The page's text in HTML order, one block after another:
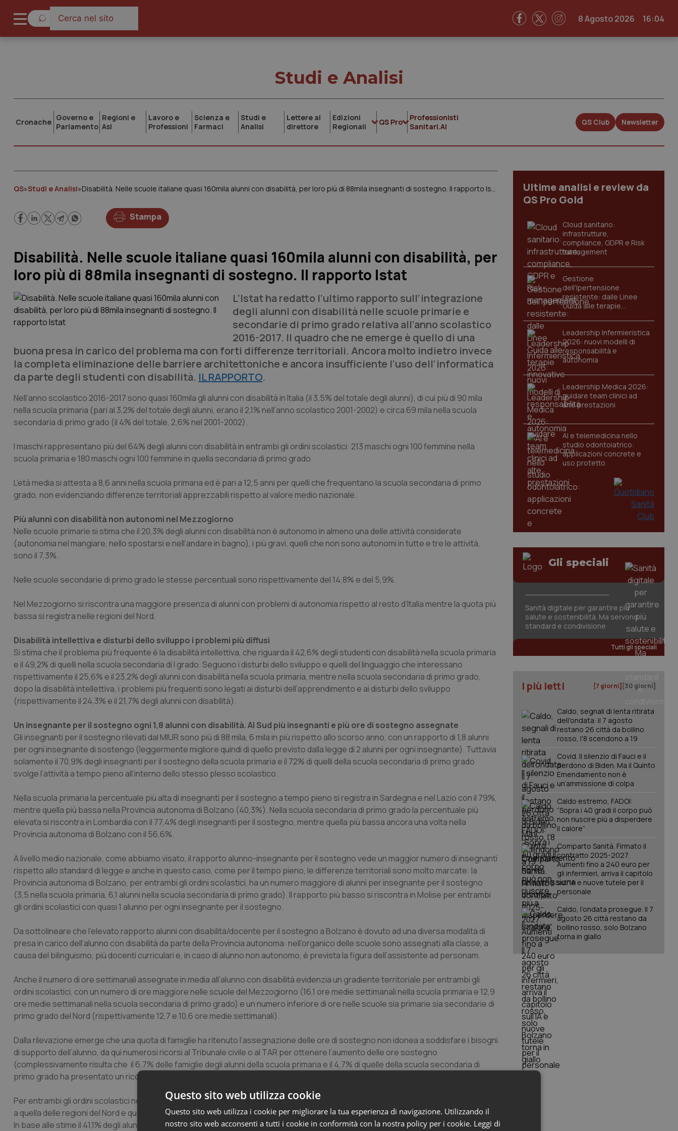
8 Agosto 2026 16:04
Studi e Analisi
Cronache Governo e
Parlamento
Regioni e
Asl
Lavoro e
Professioni
Scienza e
Farmaci
Studi e
Analisi
Lettere al
direttore
Edizioni
Regionali
QS Pro
Professionisti
Sanitari.AI
QS Club Newsletter
QS»Studi e Analisi» Disabilità. Nelle scuole italiane quasi 160mila alunni con disabilità, per loro più di 88mila insegnanti di sostegno. Il rapporto Istat
Stampa
Disabilità. Nelle scuole italiane quasi 160mila alunni con disabilità, per
loro più di 88mila insegnanti di sostegno. Il rapporto Istat
L’Istat ha redatto l’ultimo rapporto sull’integrazione
degli alunni con disabilità nelle scuole primarie e
secondarie di primo grado relativa all’anno scolastico
2016-2017. Il quadro che ne emerge è quello di una
buona presa in carico del problema ma con forti differenze territoriali. Ancora molto indietro invece
la completa eliminazione delle barriere architettoniche e ancora insufficiente l’uso dell’informatica
da parte degli studenti con disabilità. IL RAPPORTO.
Nell’anno scolastico 2016-2017 sono quasi 160mila gli alunni con disabilità in Italia (il 3,5% del totale degli alunni), di cui più di 90 mila
nella scuola primaria (pari al 3,2% del totale degli alunni, erano il 2,1% nell’anno scolastico 2001-2002) e circa 69 mila nella scuola
secondaria di primo grado (il 4% del totale, 2,6% nel 2001-2002).
I maschi rappresentano più del 64% degli alunni con disabilità in entrambi gli ordini scolastici: 213 maschi ogni 100 femmine nella
scuola primaria e 180 maschi ogni 100 femmine in quella secondaria di primo grado.
L’età media si attesta a 8,6 anni nella scuola primaria ed è pari a 12,5 anni per quelli che frequentano la scuola secondaria di primo
grado, non evidenziando differenze territoriali apprezzabili rispetto al valore medio nazionale.
Più alunni con disabilità non autonomi nel Mezzogiorno
Nelle scuole primarie si stima che il 20,3% degli alunni con disabilità non è autonomo in almeno una delle attività considerate
(autonomia nel mangiare, nello spostarsi e nell’andare in bagno), i più gravi, quelli che non sono autonomi in tutte e tre le attività,
sono il 7,3%.
Nelle scuole secondarie di primo grado le stesse percentuali sono rispettivamente del 14,8% e del 5,9%.
Nel Mezzogiorno si riscontra una maggiore presenza di alunni con problemi di autonomia rispetto al resto d’Italia mentre la quota più
bassa si registra nelle regioni del Nord.
Disabilità intellettiva e disturbi dello sviluppo i problemi più diffusi
Si stima che il problema più frequente è la disabilità intellettiva, che riguarda il 42,6% degli studenti con disabilità nella scuola primaria
e il 49,2% di quelli nella scuola secondaria di I grado. Seguono i disturbi dello sviluppo e quelli del linguaggio che interessano
rispettivamente il 25,6% e il 23,2% degli alunni con disabilità nella scuola primaria, mentre nella scuola secondaria di primo grado,
dopo la disabilità intellettiva, i problemi più frequenti sono legati ai disturbi dell’apprendimento e ai disturbi dello sviluppo
(rispettivamente il 24,3% e il 21,7% degli alunni con disabilità).
Un insegnante per il sostegno ogni 1,8 alunni con disabilità. Al Sud più insegnanti e più ore di sostegno assegnate
Gli insegnanti per il sostegno rilevati dal MIUR sono più di 88 mila, 6 mila in più rispetto allo scorso anno, con un rapporto di 1,8 alunni
per ogni insegnante di sostengo (leggermente migliore quindi di quello previsto dalla legge di 2 alunni per ogni insegnante). Tuttavia
solamente il 70,9% degli insegnanti per il sostegno della scuola primaria e il 72% di quelli della scuola secondaria di primo grado
svolge l’attività a tempo pieno all’interno dello stesso plesso scolastico.
Nella scuola primaria la percentuale più alta di insegnanti per il sostegno a tempo pieno si registra in Sardegna e nel Lazio con il 79%,
mentre quella più bassa nella Provincia autonoma di Bolzano (40,3%). Nella scuola secondaria di primo grado la percentuale più
elevata si riscontra in Lombardia con il 77,4% degli insegnanti per il sostegno, mentre quella più bassa ancora una volta nella
Provincia autonoma di Bolzano con il 56,6%.
A livello medio nazionale, come abbiamo visato, il rapporto alunno-insegnante per il sostegno vede un maggior numero di insegnanti
rispetto allo standard di legge e anche in questo caso, come per il tempo pieno, le differenze territoriali sono molto marcate: la
Provincia autonoma di Bolzano, per entrambi gli ordini scolastici, ha un numero maggiore di alunni per insegnante per il sostegno
(3,5 nella scuola primaria, 6,1 alunni nella scuola secondaria di primo grado). Il rapporto più basso si riscontra in Molise per entrambi
gli ordini scolastici con quasi 1 alunno per ogni insegnante per il sostegno.
Da sottolineare che l’elevato rapporto alunni con disabilità/docente per il sostegno a Bolzano è dovuto ad una diversa modalità di
presa in carico dell’alunno con disabilità da parte della Provincia autonoma: nell’organico delle scuole sono assegnati alla classe, a
causa del bilinguismo, più docenti curriculari e, in caso di alunno non autonomo, è prevista la figura dell’assistente ad personam.
Anche il numero di ore settimanali assegnate in media all’alunno con disabilità evidenzia un gradiente territoriale per entrambi gli
ordini scolastici, con un numero di ore maggiore nelle scuole del Mezzogiorno (16,1 ore medie settimanali nella scuola primaria e 12,9
ore medie settimanali nella scuola secondaria di primo grado) e un numero inferiore di ore nelle scuole sia primarie sia secondarie di
primo grado del Nord (rispettivamente 12,7 e 10,6 ore medie settimanali).
Dalla rilevazione emerge che una quota di famiglie ha ritenuto l’assegnazione delle ore di sostegno non idonea a soddisfare i bisogni
di supporto dell’alunno, da qui numerosi ricorsi al Tribunale civile o al TAR per ottenere l’aumento delle ore sostegno
(complessivamente risulta che il 6,7% delle famiglie degli alunni della scuola primaria e il 4,7% di quelle della scuola secondaria di
primo grado ha presentato un ricorso).
Per entrambi gli ordini scolastici nelle regioni del Mezzogiorno la quota delle famiglie che ha fatto un ricorso è circa il doppio rispetto
a quella delle regioni del Nord e questo nonostante il numero di ore di sostegno assegnate sia maggiore al Sud rispetto al Nord.
In base alle stime il 41,1% degli alunni nella scuola primaria e il 37,2% in quella secondaria di primo grado ha cambiato l’insegnante per il
Ultime analisi e review da
QS Pro Gold
Cloud sanitario:
infrastrutture,
compliance, GDPR e Risk
management
Gestione
dell'Ipertensione
resistente: dalle Linee
Guida alle terapie
innovative
Leadership Infermieristica
2026: nuovi modelli di
responsabilità e
autonomia
Leadership Medica 2026:
guidare team clinici ad
alte prestazioni
AI e telemedicina nello
studio odontoiatrico:
applicazioni concrete e
uso protetto
Gli speciali
Sanità digitale per garantire più
salute e sostenibilità. Ma servono
standard e condivisione
Tutti gli speciali
I più letti [7 giorni] [30 giorni]
Caldo, segnali di lenta ritirata
dell'ondata: il 7 agosto
restano 26 città da bollino
rosso, l'8 scendono a 19
Covid. Il silenzio di Fauci e il
perdono di Biden. Ma il Quinto
Emendamento non è
un’ammissione di colpa
Caldo estremo, FADOI:
“Sopra i 40 gradi il corpo può
non riuscire più a disperdere
il calore”
Comparto Sanità. Firmato il
contratto 2025-2027.
Aumenti fino a 240 euro per
gli infermieri, arriva il capitolo
sull'IA e nuove tutele per il
personale
Caldo, l’ondata prosegue. Il 7
agosto 26 città restano da
bollino rosso, solo Bolzano
torna in giallo
Questo sito web utilizza cookie
Questo sito web utilizza i cookie per migliorare la tua esperienza di navigazione. Utilizzando il
nostro sito web acconsenti a tutti i cookie in conformità con la nostra policy per i cookie. Leggi di